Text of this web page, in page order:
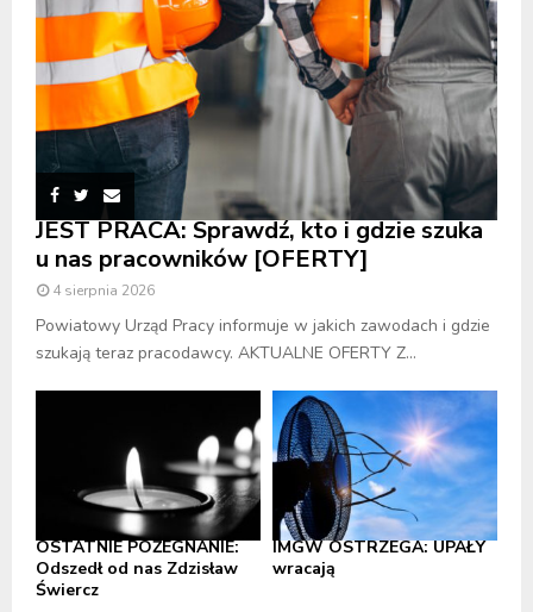
JEST PRACA: Sprawdź, kto i gdzie szuka
u nas pracowników [OFERTY]
4 sierpnia 2026
Powiatowy Urząd Pracy informuje w jakich zawodach i gdzie
szukają teraz pracodawcy. AKTUALNE OFERTY Z...
OSTATNIE POŻEGNANIE:
Odszedł od nas Zdzisław
Świercz
IMGW OSTRZEGA: UPAŁY
wracają